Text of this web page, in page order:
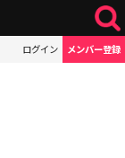
ログイン メンバー登録